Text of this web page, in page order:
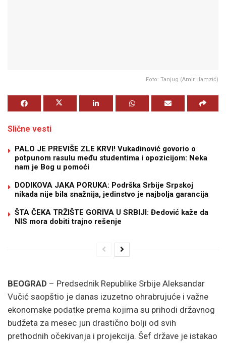
Foto: Tanjug (Amir Hamzić)
Slične vesti
PALO JE PREVIŠE ZLE KRVI! Vukadinović govorio o
potpunom rasulu među studentima i opozicijom: Neka
nam je Bog u pomoći
DODIKOVA JAKA PORUKA: Podrška Srbije Srpskoj
nikada nije bila snažnija, jedinstvo je najbolja garancija
ŠTA ČEKA TRŽIŠTE GORIVA U SRBIJI: Đedović kaže da
NIS mora dobiti trajno rešenje
BEOGRAD – Predsednik Republike Srbije Aleksandar
Vučić saopštio je danas izuzetno ohrabrujuće i važne
ekonomske podatke prema kojima su prihodi državnog
budžeta za mesec jun drastično bolji od svih
prethodnih očekivanja i projekcija. Šef države je istakao